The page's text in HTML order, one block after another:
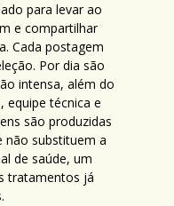
para levar ao
e compartilhar
Cada postagem
Por dia são
intensa, além do
equipe técnica e
são produzidas
substituem a
de saúde, um
tratamentos já